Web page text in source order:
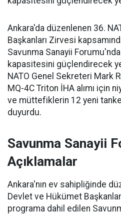
Ankara'da düzenlenen 36.
Başkanları Zirvesi
Savunma Sanayii
kapasitesini güçlendirecek
NATO Genel Sekreteri Mark
MQ-4C Triton İHA alımı için
ve müttefiklerin 12 yeni tanker
duyurdu.
Savunma Sanayii
Açıklamalar
Ankara'nın ev sahipliğinde
Devlet ve Hükümet
programa dahil edilen